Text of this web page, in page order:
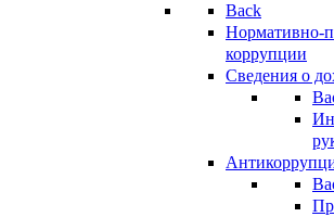
Back
Нормативно-
коррупции
Сведения о